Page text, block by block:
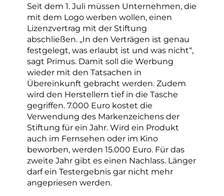
Seit dem 1. Juli müssen Unternehmen, die
mit dem Logo werben wollen, einen
Lizenzvertrag mit der Stiftung
abschließen. „In den Verträgen ist genau
festgelegt, was erlaubt ist und was nicht“,
sagt Primus. Damit soll die Werbung
wieder mit den Tatsachen in
Übereinkunft gebracht werden. Zudem
wird den Herstellern tief in die Tasche
gegriffen. 7.000 Euro kostet die
Verwendung des Markenzeichens der
Stiftung für ein Jahr. Wird ein Produkt
auch im Fernsehen oder im Kino
beworben, werden 15.000 Euro. Für das
zweite Jahr gibt es einen Nachlass. Länger
darf ein Testergebnis gar nicht mehr
angepriesen werden.